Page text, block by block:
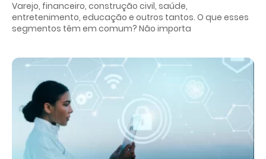
Varejo, financeiro, construção civil, saúde,
entretenimento, educação e outros tantos. O que esses
segmentos têm em comum? Não importa